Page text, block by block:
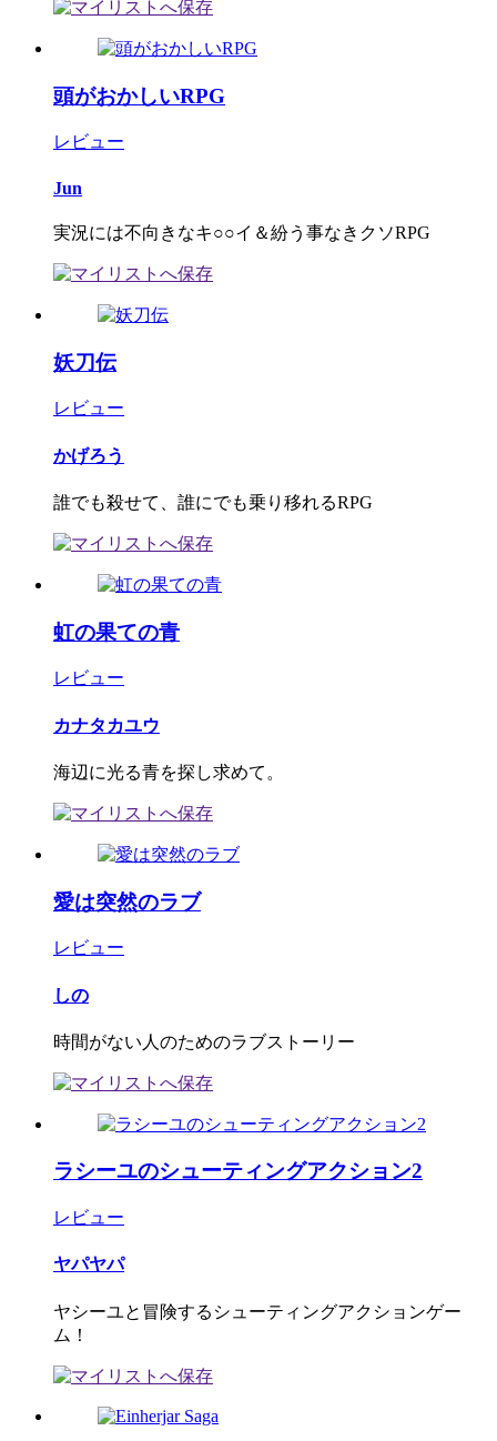
頭がおかしいRPG
レビュー
Jun
実況には不向きなキ○○イ＆紛う事なきクソRPG
妖刀伝
レビュー
かげろう
誰でも殺せて、誰にでも乗り移れるRPG
虹の果ての青
レビュー
カナタカユウ
海辺に光る青を探し求めて。
愛は突然のラブ
レビュー
しの
時間がない人のためのラブストーリー
ラシーユのシューティングアクション2
レビュー
ヤパヤパ
ヤシーユと冒険するシューティングアクションゲー
ム！